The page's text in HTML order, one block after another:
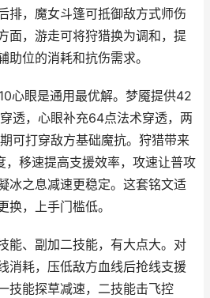
排，魔女斗篷可抵御敌方式师伤
面，游走可将狩猎换为调和，提
助位的消耗和抗伤需求。
心眼是通用最优解。梦魇提供42
透，心眼补充64点法术穿透，两
可打穿敌方基础魔抗。狩猎带来
，移速提高支援效率，攻速让普攻
冰之息减速更稳定。这套铭文适
换，上手门槛低。
能、副加二技能，有大点大。对
消耗，压低敌方血线后抢线支援
技能探草减速，二技能击飞控